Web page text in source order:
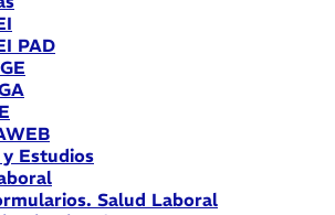
PAD
Estudios
Salud Laboral